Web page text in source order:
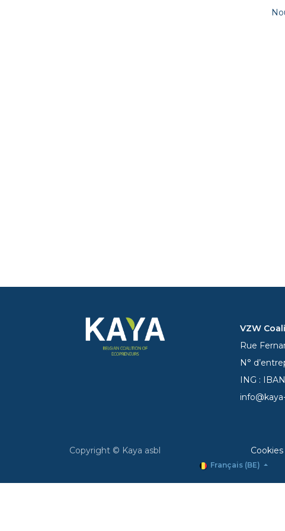
VZW
Rue
N°
ING :
Copyright © Kaya asbl
Français (BE)